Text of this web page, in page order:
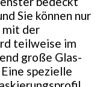
Sie können nur
mit der
teilweise im
große Glas-
spezielle